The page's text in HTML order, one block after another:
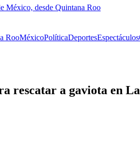
México, desde Quintana Roo
RooMéxicoPolíticaDeportesEspectáculos
rescatar a gaviota en